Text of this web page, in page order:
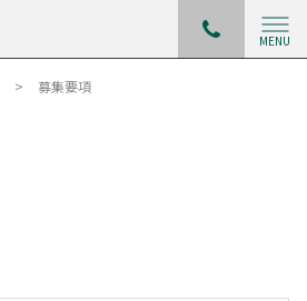
MENU
募集要項